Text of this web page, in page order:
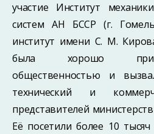
участие Институт
систем АН БССР (г.
институт имени С. М.
была хорошо
общественностью и
технический и
представителей
Её посетили более 10